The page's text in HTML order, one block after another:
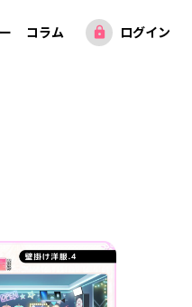
コラム lock ログイン